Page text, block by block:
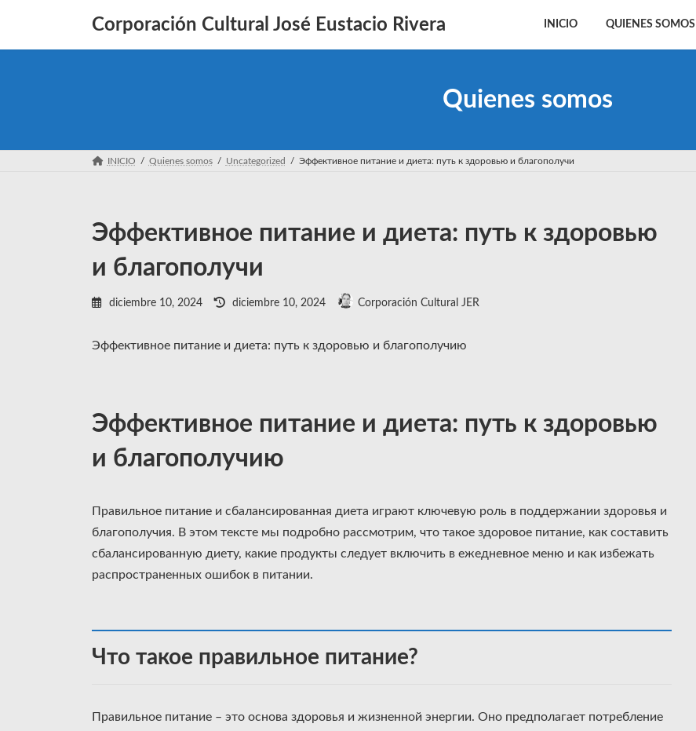
navegación
Corporación Cultural José Eustacio Rivera INICIO QUIENES SOMOS
Quienes somos
INICIO Quienes somos Uncategorized Эффективное питание и диета: путь к здоровью и благополучи
Эффективное питание и диета: путь к здоровью
и благополучи
diciembre 10, 2024
Última
actualización
diciembre 10, 2024 Corporación Cultural JER
Эффективное питание и диета: путь к здоровью и благополучию
Эффективное питание и диета: путь к здоровью
и благополучию
Правильное питание и сбалансированная диета играют ключевую роль в поддержании здоровья и
благополучия. В этом тексте мы подробно рассмотрим, что такое здоровое питание, как составить
сбалансированную диету, какие продукты следует включить в ежедневное меню и как избежать
распространенных ошибок в питании.
Что такое правильное питание?
Правильное питание – это основа здоровья и жизненной энергии. Оно предполагает потребление